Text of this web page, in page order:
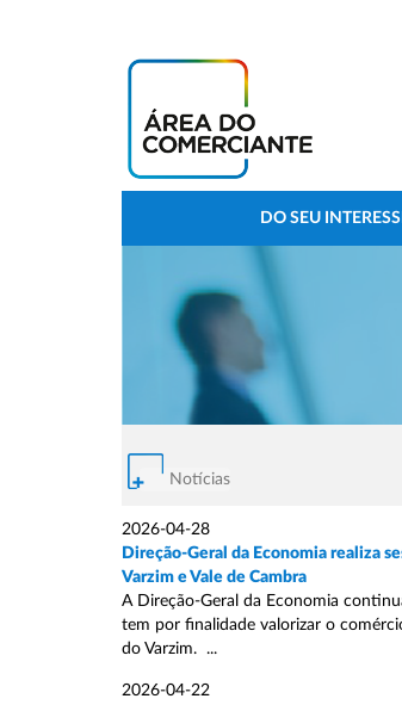
DO SEU
Notícias
2026-04-28
Direção-Geral da Economia realiza
Varzim e Vale de Cambra
A Direção-Geral da Economia
tem por finalidade valorizar o
do Varzim. ...
2026-04-22